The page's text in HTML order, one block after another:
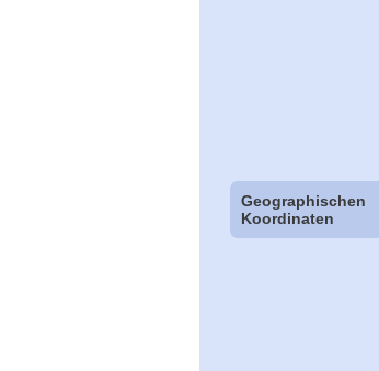
Geographischen
Koordinaten